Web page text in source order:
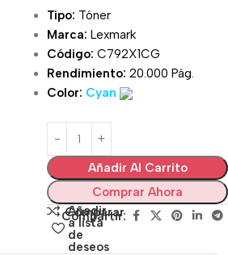
Tipo: Tóner
Marca: Lexmark
Código: C792X1CG
Rendimiento: 20.000 Pág.
Color: Cyan
Añadir Al Carrito
Comprar Ahora
Comparar
Añadir
a lista
de
deseos
Compartir: